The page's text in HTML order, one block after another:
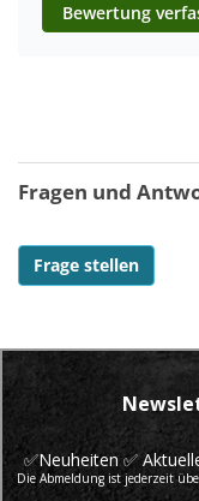
Bewertung
Fragen und
Frage stellen